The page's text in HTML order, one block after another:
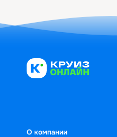
О компании